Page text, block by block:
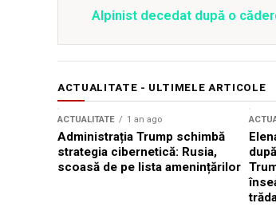
Alpinist decedat după o
ACTUALITATE - ULTIMELE ARTICOLE
ACTUALITATE 1 an ago
Administrația Trump schimbă
strategia cibernetică: Rusia,
scoasă de pe lista amenințărilor